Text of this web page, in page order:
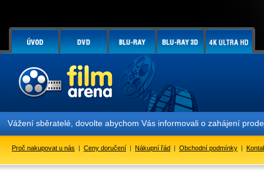
Vážení sběratelé, dovolte abychom Vás informovali o zahájení
Proč nakupovat u nás | Ceny doručení | Nákupní řád | Obchodní podmínky |